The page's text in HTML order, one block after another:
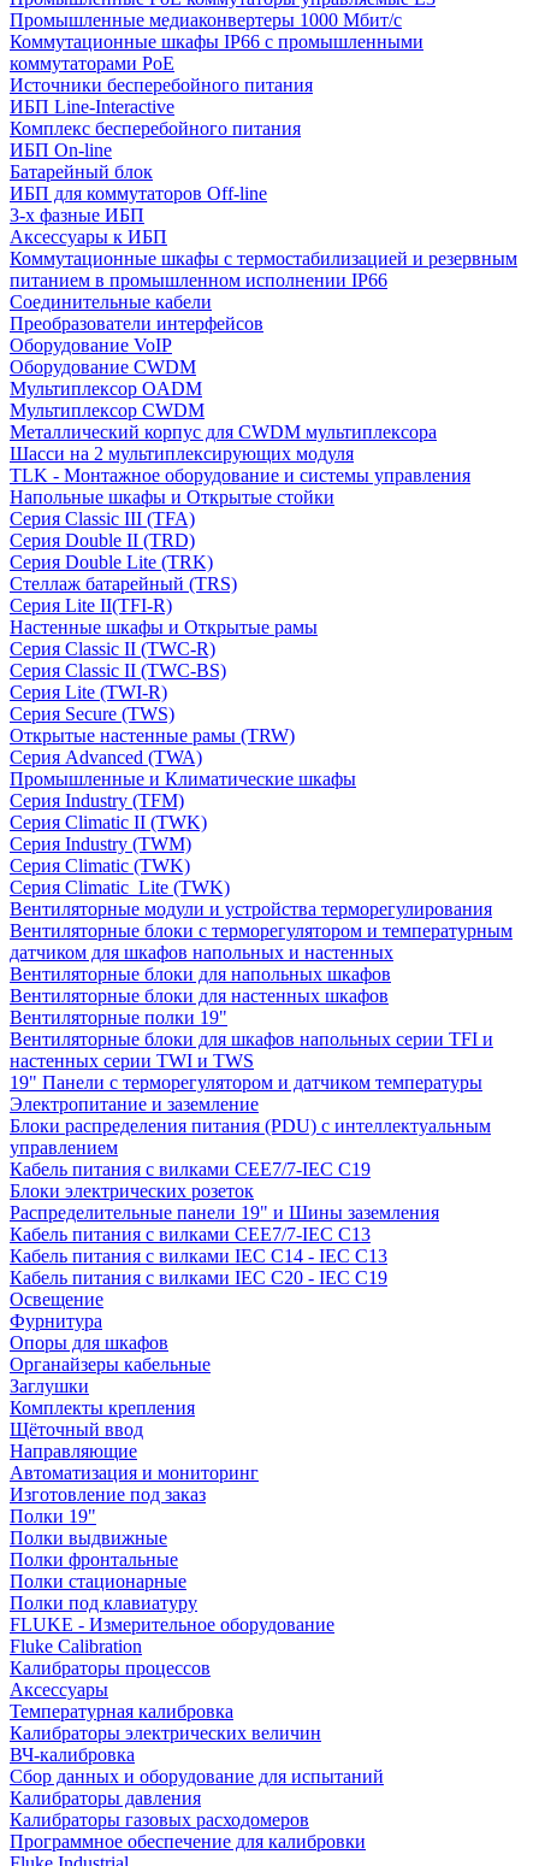
Промышленные медиаконвертеры 1000 Мбит/с
Коммутационные шкафы IP66 c промышленными
коммутаторами PoE
Источники бесперебойного питания
ИБП Line-Interactive
Комплекс бесперебойного питания
ИБП On-line
Батарейный блок
ИБП для коммутаторов Off-line
3-х фазные ИБП
Аксессуары к ИБП
Коммутационные шкафы с термостабилизацией и резервным
питанием в промышленном исполнении IP66
Соединительные кабели
Преобразователи интерфейсов
Оборудование VoIP
Оборудование CWDM
Мультиплекcор OADM
Мультиплексор CWDM
Металлический корпус для CWDM мультиплексора
Шасси на 2 мультиплексирующих модуля
TLK - Монтажное оборудование и системы управления
Напольные шкафы и Открытые стойки
Серия Classic III (TFA)
Серия Double II (TRD)
Серия Double Lite (TRK)
Стеллаж батарейный (TRS)
Серия Lite II(TFI-R)
Настенные шкафы и Открытые рамы
Серия Classic II (TWC-R)
Серия Classic II (TWC-BS)
Серия Lite (TWI-R)
Серия Secure (TWS)
Открытые настенные рамы (TRW)
Серия Advanced (TWA)
Промышленные и Климатические шкафы
Серия Industry (TFM)
Серия Climatic II (TWK)
Серия Industry (TWM)
Серия Climatic (TWK)
Серия Climatic_Lite (TWK)
Вентиляторные модули и устройства терморегулирования
Вентиляторные блоки с терморегулятором и температурным
датчиком для шкафов напольных и настенных
Вентиляторные блоки для напольных шкафов
Вентиляторные блоки для настенных шкафов
Вентиляторные полки 19"
Вентиляторные блоки для шкафов напольных серии TFI и
настенных серии TWI и TWS
19" Панели с терморегулятором и датчиком температуры
Электропитание и заземление
Блоки распределения питания (PDU) с интеллектуальным
управлением
Кабель питания с вилками CEE7/7-IEC C19
Блоки электрических розеток
Распределительные панели 19" и Шины заземления
Кабель питания с вилками CEE7/7-IEC C13
Кабель питания с вилками IEC C14 - IEC C13
Кабель питания с вилками IEC C20 - IEC C19
Освещение
Фурнитура
Опоры для шкафов
Органайзеры кабельные
Заглушки
Комплекты крепления
Щёточный ввод
Направляющие
Автоматизация и мониторинг
Изготовление под заказ
Полки 19"
Полки выдвижные
Полки фронтальные
Полки стационарные
Полки под клавиатуру
FLUKE - Измерительное оборудование
Fluke Calibration
Калибраторы процессов
Аксессуары
Температурная калибровка
Калибраторы электрических величин
ВЧ-калибровка
Сбор данных и оборудование для испытаний
Калибраторы давления
Калибраторы газовых расходомеров
Программное обеспечение для калибровки